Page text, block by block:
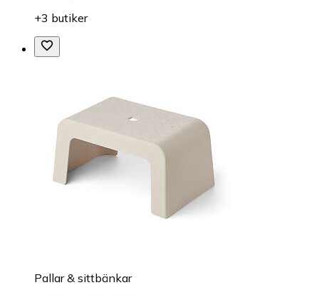
+3 butiker
Pallar & sittbänkar